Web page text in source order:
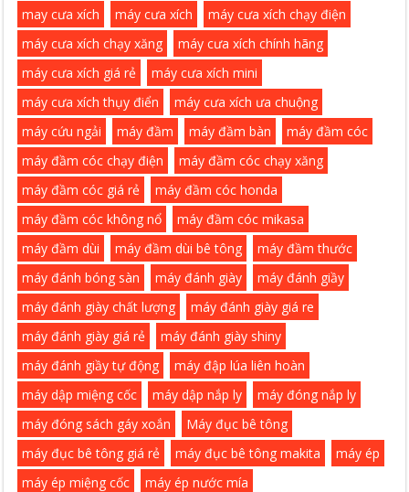
may cưa xích
máy cưa xích
máy cưa xích chạy điện
máy cưa xích chạy xăng
máy cưa xích chính hãng
máy cưa xích giá rẻ
máy cưa xích mini
máy cưa xích thụy điển
máy cưa xích ưa chuộng
máy cứu ngải
máy đầm máy đầm bàn
máy đầm cóc
máy đầm cóc chạy điện
máy đầm cóc chạy xăng
máy đầm cóc giá rẻ
máy đầm cóc honda
máy đầm cóc không nổ
máy đầm cóc mikasa
máy đầm dùi
máy đầm dùi bê tông
máy đầm thước
máy đánh bóng sàn
máy đánh giày
máy đánh giầy
máy đánh giày chất lượng
máy đánh giày giá re
máy đánh giày giá rẻ
máy đánh giày shiny
máy đánh giầy tự động
máy đập lúa liên hoàn
máy dập miệng cốc
máy dập nắp ly
máy đóng nắp ly
máy đóng sách gáy xoắn
Máy đục bê tông
máy đục bê tông giá rẻ
máy đục bê tông makita
máy ép
máy ép miệng cốc
máy ép nước mía